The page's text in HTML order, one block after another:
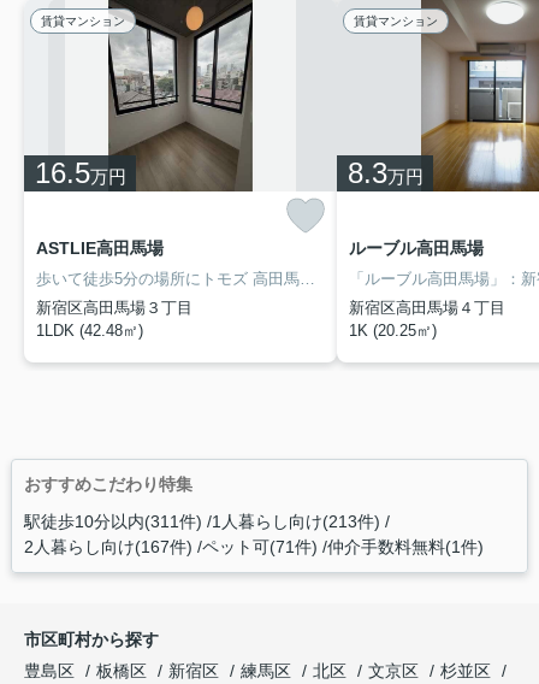
賃貸マンション
16.5万円
ASTLIE高田馬場
新宿区高田馬場３丁目
1LDK (42.48㎡)
賃貸マンション
8.3万円
ルーブル高田馬場
新宿区高田馬場４丁目
1K (20.25㎡)
おすすめこだわり特集
駅徒歩10分以内(311件) 1人暮らし向け(213件)
2人暮らし向け(167件) ペット可(71件) 仲介手数料無料(1件)
市区町村から探す
豊島区
板橋区 新宿区 練馬区 北区 文京区
杉並区